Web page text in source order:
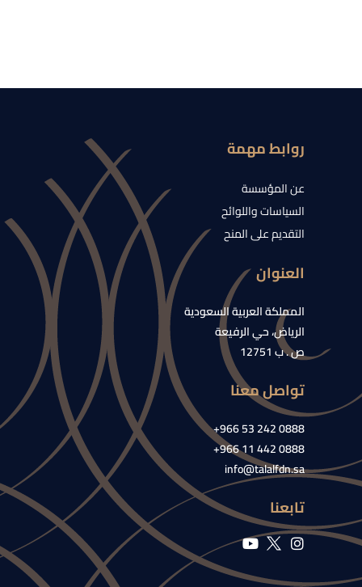
روابط مهمة
عن المؤسسة
السياسات واللوائح
التقديم على المنح
العنوان
المملكة العربية السعودية
الرياض، حي الرفيعة
ص . ب 12751
تواصل معنا
0888 242 53 966+
0888 442 11 966+
info@talalfdn.sa
تابعنا